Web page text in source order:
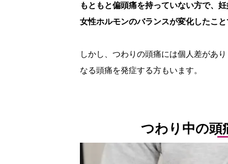
もともと偏頭痛を持っていない方で、
女性ホルモンのバランスが変化したこ
しかし、つわりの頭痛には個人差があ
なる頭痛を発症する方もいます。
つわり中の頭